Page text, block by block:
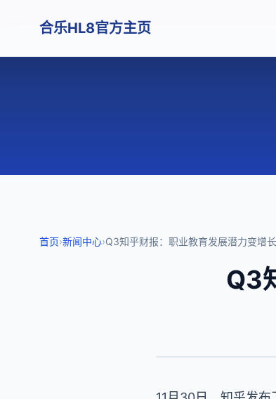
合乐HL8官方主页
首页›新闻中心›Q3知乎财报：职业教育发展潜力变增
Q3